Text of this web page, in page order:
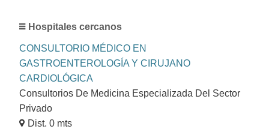
Hospitales cercanos
CONSULTORIO MÉDICO EN
GASTROENTEROLOGÍA Y CIRUJANO
CARDIOLÓGICA
Consultorios De Medicina Especializada Del Sector
Privado
Dist. 0 mts